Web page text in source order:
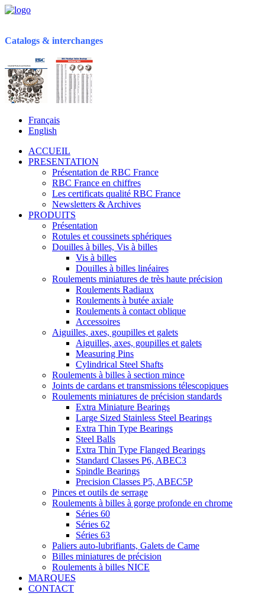
Catalogs & interchanges
Français
English
ACCUEIL
PRESENTATION
Présentation de RBC France
RBC France en chiffres
Les certificats qualité RBC France
Newsletters & Archives
PRODUITS
Présentation
Rotules et coussinets sphériques
Douilles à billes, Vis à billes
Vis à billes
Douilles à billes linéaires
Roulements miniatures de très haute précision
Roulements Radiaux
Roulements à butée axiale
Roulements à contact oblique
Accessoires
Aiguilles, axes, goupilles et galets
Aiguilles, axes, goupilles et galets
Measuring Pins
Cylindrical Steel Shafts
Roulements à billes à section mince
Joints de cardans et transmissions télescopiques
Roulements miniatures de précision standards
Extra Miniature Bearings
Large Sized Stainless Steel Bearings
Extra Thin Type Bearings
Steel Balls
Extra Thin Type Flanged Bearings
Standard Classes P6, ABEC3
Spindle Bearings
Precision Classes P5, ABEC5P
Pinces et outils de serrage
Roulements à billes à gorge profonde en chrome
Séries 60
Séries 62
Séries 63
Paliers auto-lubrifiants, Galets de Came
Billes miniatures de précision
Roulements à billes NICE
MARQUES
CONTACT